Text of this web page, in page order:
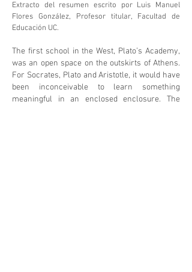
Extracto del resumen escrito por Luis Manuel
Flores González, Profesor titular, Facultad de
Educación UC.
The first school in the West, Plato’s Academy,
was an open space on the outskirts of Athens.
For Socrates, Plato and Aristotle, it would have
been inconceivable to learn something
meaningful in an enclosed enclosure. The